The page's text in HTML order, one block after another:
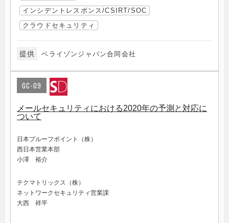
インシデントレスポンス/CSIRT/SOC
クラウドセキュリティ
提供 ベライゾンジャパン合同会社
GC-09
メールセキュリティにおける2020年の予測と対応に
ついて
日本プルーフポイント（株）
西日本営業本部
小澤 裕介
テクマトリックス（株）
ネットワークセキュリティ営業課
大西 祥平